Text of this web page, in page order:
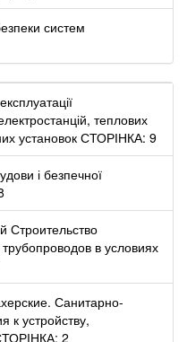
систем
теплових
установок СТОРІНКА: 9
і безпечної
Строительство
в условиях
Санитарно-
к устройству,
2